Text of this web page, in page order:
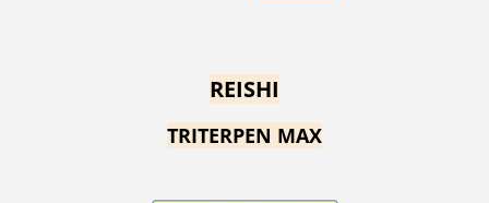
REISHI
TRITERPEN MAX